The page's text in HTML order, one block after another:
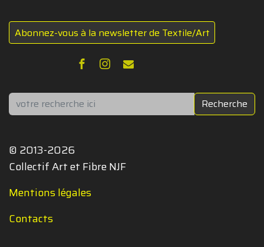
Abonnez-vous à la newsletter de Textile/Art
Rechercher Recherche
© 2013-2026
Collectif Art et Fibre NJF
Mentions légales
Contacts